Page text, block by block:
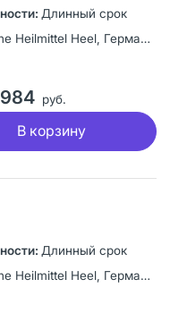
Длинный срок
Biologische Heilmittel Heel, Германия
984 руб.
В корзину
Длинный срок
Biologische Heilmittel Heel, Германия